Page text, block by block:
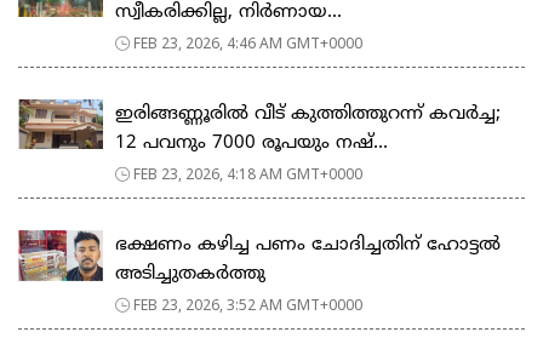
സ്വീകരിക്കില്ല, നിര്‍ണായ...
FEB 23, 2026, 4:46 AM GMT+0000
ഇരിങ്ങണ്ണൂരിൽ വീട് കുത്തിത്തുറന്ന് കവർച്ച;
12 പവനും 7000 രൂപയും നഷ്...
FEB 23, 2026, 4:18 AM GMT+0000
ഭക്ഷണം കഴിച്ച പണം ചോദിച്ചതിന് ഹോട്ടൽ
അടിച്ചുതകർത്തു
FEB 23, 2026, 3:52 AM GMT+0000